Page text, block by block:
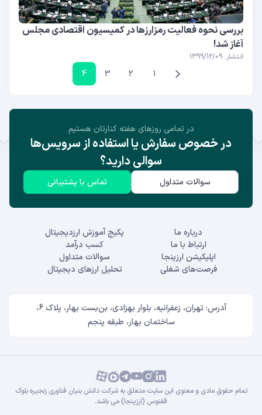
بررسی نحوه فعالیت رمزارزها در کمیسیون اقتصادی مجلس
آغاز شد!
انتشار: 1399/12/09
1
2
3
4
در تمامی روز‌های هفته کنارتان هستیم
در خصوص سفارش یا استفاده از سرویس‌ها
سوالی دارید؟
سوالات متداول تماس با پشتیبانی
درباره ما
ارتباط با ما
اپلیکیشن ارزینجا
فرصت‌های شغلی
پکیج آموزش ارزدیجیتال
کسب درآمد
سوالات متداول
تحلیل ارزهای دیجیتال
آدرس: تهران، زعفرانیه، بلوار بهزادی، بن‌بست بهار، پلاک 6،
ساختمان بهار، طبقه پنجم
تمام حقوق مادی و معنوی این سایت متعلق به شرکت دانش بنیان فناوری زنجیره بلوک
ققنوس (ارزینجا) می باشد.